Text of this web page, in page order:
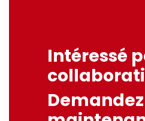
Intéressé
Demandez